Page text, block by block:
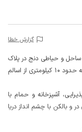
گزارش خطا
ساحل و حیاطی دنج در پلاک
اول دریا در روستای خوش آب و هوای میانده با فاصله حدود 10 کیلومتری از اسالم
آشپزخانه و حمام با
و بالکن با چشم انداز دریا